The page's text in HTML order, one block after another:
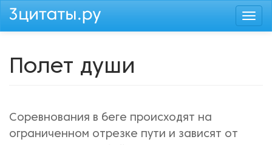
Перейти
Полет души
Соревнования в беге происходят на
ограниченном отрезке пути и зависят от